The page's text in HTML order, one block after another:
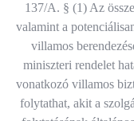
137/A. § (1) Az
valamint a
villamos
miniszteri rendelet
vonatkozó villamos
folytathat, akit a